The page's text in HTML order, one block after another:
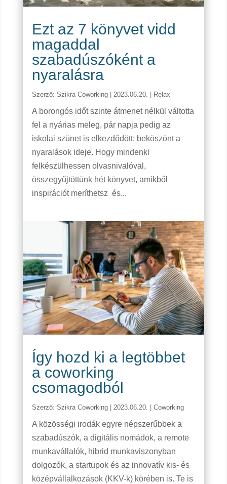
Ezt az 7 könyvet vidd
magaddal
szabadúszóként a
nyaralásra
Szerző: Szikra Coworking| 2023.06.20. Relax
A borongós időt szinte átmenet nélkül váltotta
fel a nyárias meleg, pár napja pedig az
iskolai szünet is elkezdődött: beköszönt a
nyaralások ideje. Hogy mindenki
felkészülhessen olvasnivalóval,
összegyűjtöttünk hét könyvet, amikből
inspirációt meríthetsz és...
Így hozd ki a legtöbbet
a coworking
csomagodból
Szerző: Szikra Coworking| 2023.06.20. Coworking
A közösségi irodák egyre népszerűbbek a
szabadúszók, a digitális nomádok, a remote
munkavállalók, hibrid munkaviszonyban
dolgozók, a startupok és az innovatív kis- és
középvállalkozások (KKV-k) körében is. Te is